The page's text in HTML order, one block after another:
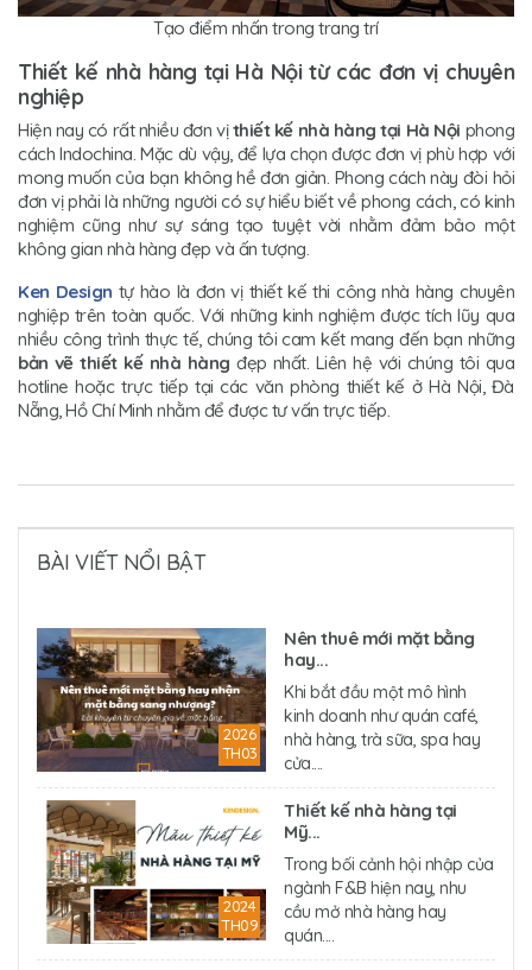
Tạo điểm nhấn trong trang trí
Thiết kế nhà hàng tại Hà Nội từ các đơn vị chuyên
nghiệp
Hiện nay có rất nhiều đơn vịthiết kế nhà hàng tại Hà Nội phong
cách Indochina. Mặc dù vậy, để lựa chọn được đơn vị phù hợp với
mong muốn của bạn không hề đơn giản. Phong cách này đòi hỏi
đơn vị phải là những người có sự hiểu biết về phong cách, có kinh
nghiệm cũng như sự sáng tạo tuyệt vời nhằm đảm bảo một
không gian nhà hàng đẹp và ấn tượng.
Ken Design tự hào là đơn vị thiết kế thi công nhà hàng chuyên
nghiệp trên toàn quốc. Với những kinh nghiệm được tích lũy qua
nhiều công trình thực tế, chúng tôi cam kết mang đến bạn những
bản vẽ thiết kế nhà hàngđẹp nhất. Liên hệ với chúng tôi qua
hotline hoặc trực tiếp tại các văn phòng thiết kế ở Hà Nội, Đà
Nẵng, Hồ Chí Minh nhằm để được tư vấn trực tiếp.
BÀI VIẾT NỔI BẬT
2026
TH03
Nên thuê mới mặt bằng
hay...
Khi bắt đầu một mô hình
kinh doanh như quán café,
nhà hàng, trà sữa, spa hay
cửa....
2024
TH09
Thiết kế nhà hàng tại
Mỹ...
Trong bối cảnh hội nhập của
ngành F&B hiện nay, nhu
cầu mở nhà hàng hay
quán....